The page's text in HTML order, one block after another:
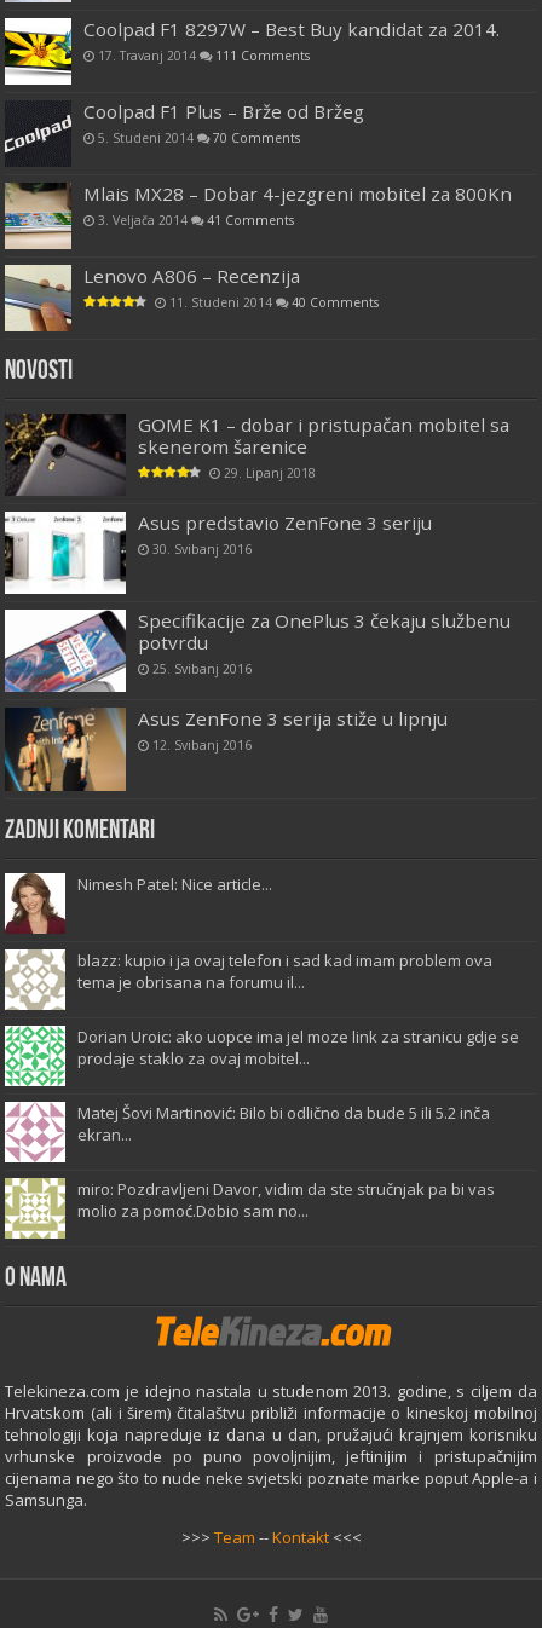
Coolpad F1 8297W – Best Buy kandidat za 2014.
17. Travanj 2014 111 Comments
Coolpad F1 Plus – Brže od Bržeg
5. Studeni 2014 70 Comments
Mlais MX28 – Dobar 4-jezgreni mobitel za 800Kn
3. Veljača 2014 41 Comments
Lenovo A806 – Recenzija
11. Studeni 2014 40 Comments
Novosti
GOME K1 – dobar i pristupačan mobitel sa
skenerom šarenice
29. Lipanj 2018
Asus predstavio ZenFone 3 seriju
30. Svibanj 2016
Specifikacije za OnePlus 3 čekaju službenu
potvrdu
25. Svibanj 2016
Asus ZenFone 3 serija stiže u lipnju
12. Svibanj 2016
Zadnji komentari
Nimesh Patel: Nice article...
blazz: kupio i ja ovaj telefon i sad kad imam problem ova
tema je obrisana na forumu il...
Dorian Uroic: ako uopce ima jel moze link za stranicu gdje se
prodaje staklo za ovaj mobitel...
Matej Šovi Martinović: Bilo bi odlično da bude 5 ili 5.2 inča
ekran...
miro: Pozdravljeni Davor, vidim da ste stručnjak pa bi vas
molio za pomoć.Dobio sam no...
O Nama
Telekineza.com je idejno nastala u studenom 2013. godine, s ciljem da
Hrvatskom (ali i širem) čitalaštvu približi informacije o kineskoj mobilnoj
tehnologiji koja napreduje iz dana u dan, pružajući krajnjem korisniku
vrhunske proizvode po puno povoljnijim, jeftinijim i pristupačnijim
cijenama nego što to nude neke svjetski poznate marke poput Apple-a i
Samsunga.
>>> Team --Kontakt<<<